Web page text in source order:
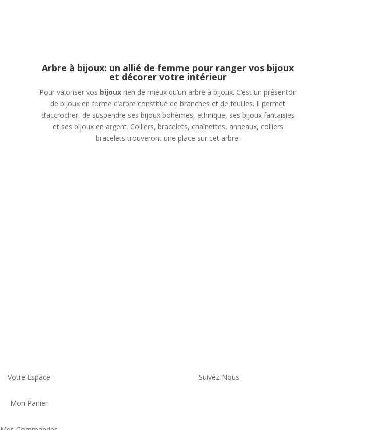
Arbre à bijoux: un allié de femme pour ranger vos bijoux
et décorer votre intérieur
Pour valoriser vos bijouxrien de mieux qu’un arbre à bijoux. C’est un présentoir
de bijoux en forme d’arbre constitué de branches et de feuilles. Il permet
d’accrocher, de suspendre ses bijoux bohèmes, ethnique, ses bijoux fantaisies
et ses bijoux en argent. Colliers, bracelets, chaînettes, anneaux, colliers
bracelets trouveront une place sur cet arbre.
Votre Espace
Mon Panier
Suivez-Nous